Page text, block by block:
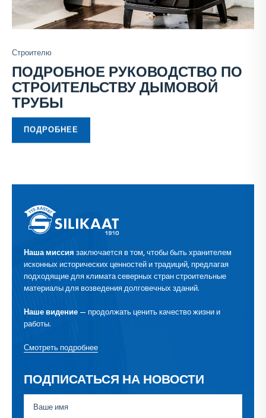
Строителю
ПОДРОБНОЕ РУКОВОДСТВО ПО
СТРОИТЕЛЬСТВУ ДЫМОВОЙ
ТРУБЫ
ПОДРОБНЕЕ
Наша миссиязаключается в том, чтобы быть хранителем
исконных исторических ценностей и традиций, предлагая
подходящие для климата северных стран строительные
материалы для возведения долговечных зданий.
Наше видение— продолжать ценить качество жизни и
работы.
Смотреть подробнее
ПОДПИСАТЬСЯ НА НОВОСТИ